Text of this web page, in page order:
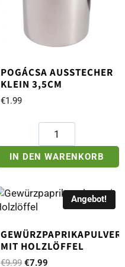
POGÁCSA AUSSTECHER
KLEIN 3,5CM
€1.99
Pogácsa
Ausstecher
klein
3,5cm
IN DEN WARENKORB
Angebot!
GEWÜRZPAPRIKAPULVER
MIT HOLZLÖFFEL
€9.99 Ursprünglicher
€7.99